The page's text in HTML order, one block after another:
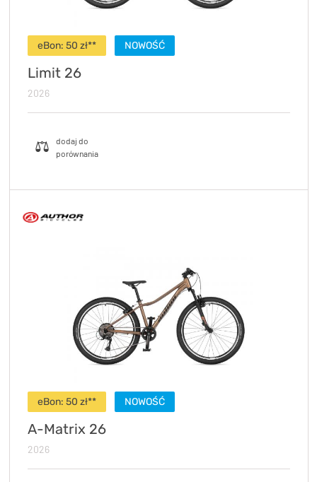
eBon: 50 zł** NOWOŚĆ
Limit 26
2026
eBon: 50 zł** NOWOŚĆ
A-Matrix 26
2026